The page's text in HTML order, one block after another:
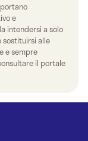
e
intendersi a solo
sostituirsi alle
e sempre
il portale